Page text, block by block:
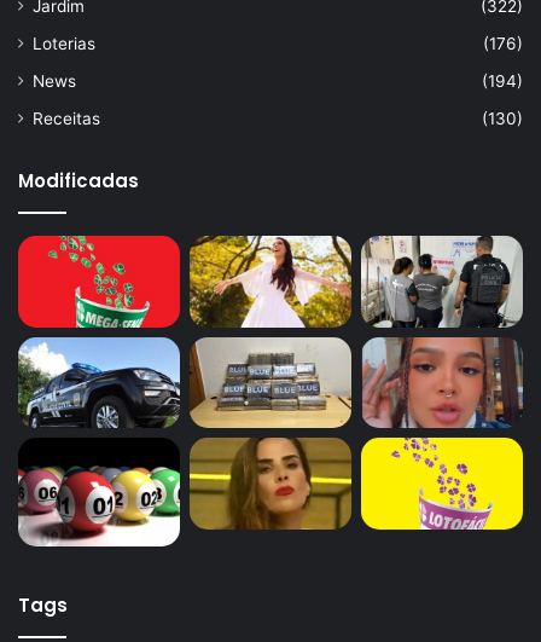
Jardim
(322)
Loterias
(176)
News
(194)
Receitas
(130)
Modificadas
Tags